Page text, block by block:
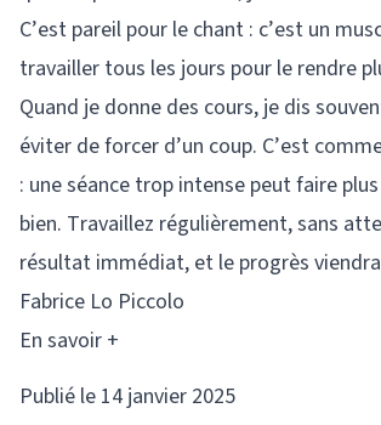
C’est pareil pour le chant : c’est un
travailler tous les jours pour le rendre
Quand je donne des cours, je dis
éviter de forcer d’un coup. C’est
: une séance trop intense peut faire
bien. Travaillez régulièrement, sans
résultat immédiat, et le progrès
Fabrice Lo Piccolo
En savoir +
Publié le 14 janvier 2025